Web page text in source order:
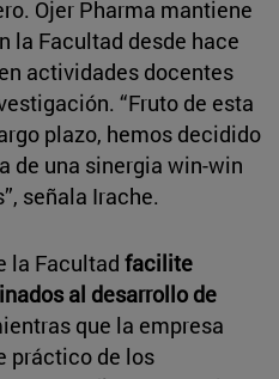
Ojer Pharma mantiene
la Facultad desde hace
actividades docentes
“Fruto de esta
plazo, hemos decidido
de una sinergia win-win
señala Irache.
la Facultad facilite
al desarrollo de
que la empresa
práctico de los